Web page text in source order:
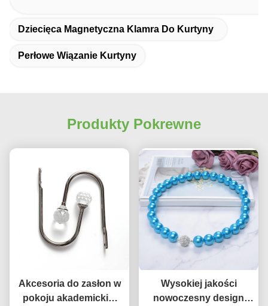
Dziecięca Magnetyczna Klamra Do Kurtyny
Perłowe Wiązanie Kurtyny
Produkty Pokrewne
Akcesoria do zasłon w
pokoju akademickim
Wysokiej jakości
nowoczesny design